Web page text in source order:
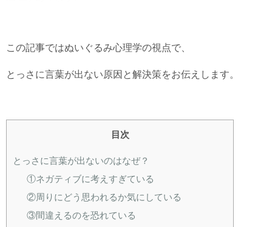
この記事ではぬいぐるみ心理学の視点で、
とっさに言葉が出ない原因と解決策をお伝えします。
目次
とっさに言葉が出ないのはなぜ？
①ネガティブに考えすぎている
②周りにどう思われるか気にしている
③間違えるのを恐れている